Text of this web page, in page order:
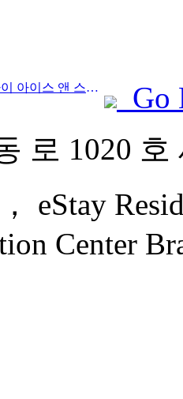
Prev:가장 럭셔리한 상하이 아이스 앤 스노우 월드 호텔이 공개되었습니다.
Go
로 1020
eStay
Center